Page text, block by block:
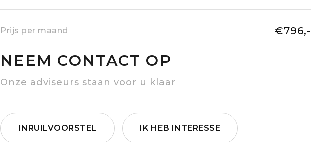
Prijs per maand €796,-
NEEM CONTACT OP
Onze adviseurs staan voor u klaar
INRUILVOORSTEL IK HEB INTERESSE